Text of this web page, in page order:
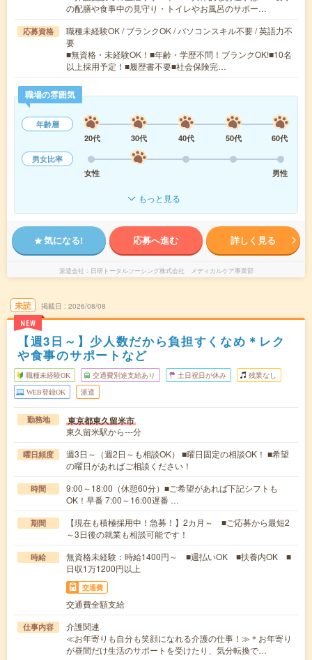
の配膳や食事中の見守り・トイレやお風呂のサポー…
応募資格
職種未経験OK / ブランクOK / パソコンスキル不要 / 英語力不
要
■無資格・未経験OK！■年齢・学歴不問！ブランクOK!■10名
以上採用予定！■履歴書不要■社会保険完…
職場の雰囲気
年齢層
20代
30代 40代 50代
60代
男女比率
女性
男性
もっと見る
気になる! 応募へ進む 詳しく見る
派遣会社 日研トータルソーシング株式会社 メディカルケア事業部
未読
NEW
掲載日 2026/08/08
【週3日～】少人数だから負担すくなめ＊レク
や食事のサポートなど
職種未経験OK 交通費別途支給あり 土日祝日が休み 残業なし
WEB登録OK 派遣
勤務地 東京都東久留米市
東久留米駅から---分
曜日頻度
週3日～（週2日～も相談OK） ■曜日固定の相談OK！ ■希望
の曜日があればご相談ください！
時間
9:00～18:00（休憩60分）■ご希望があれば下記シフトも
OK！早番 7:00～16:00遅番 …
期間
【現在も積極採用中！急募！】2カ月～ ■ご応募から最短2
～3日後の就業も相談可能です！
時給
無資格未経験：時給1400円～ ■週払いOK ■扶養内OK ■
日収1万1200円以上
交通費
交通費全額支給
仕事内容
介護関連
≪お年寄りも自分も笑顔になれる介護の仕事！≫＊お年寄り
が昼間だけ生活のサポートを受けたり、気分転換で…